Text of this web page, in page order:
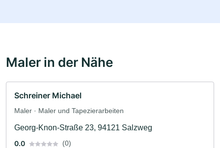
Maler in der Nähe
Schreiner Michael
Maler · Maler und Tapezierarbeiten
Georg-Knon-Straße 23, 94121 Salzweg
0.0
(0)